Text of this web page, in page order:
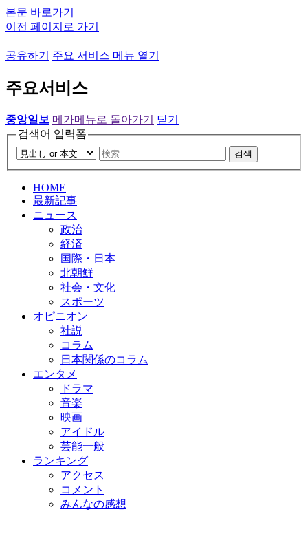
본문 바로가기
이전 페이지로 가기
공유하기 주요 서비스 메뉴 열기
주요서비스
중앙일보 메가메뉴로 돌아가기
닫기
검색어 입력폼
검색
HOME
最新記事
ニュース
政治
経済
国際・日本
北朝鮮
社会・文化
スポーツ
オピニオン
社説
コラム
日本関係のコラム
エンタメ
ドラマ
音楽
映画
アイドル
芸能一般
ランキング
アクセス
コメント
みんなの感想